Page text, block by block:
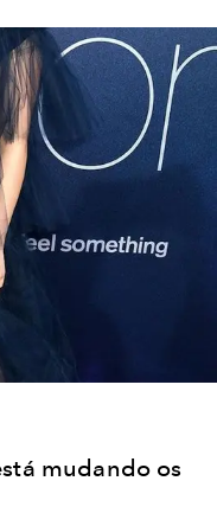
mudando os